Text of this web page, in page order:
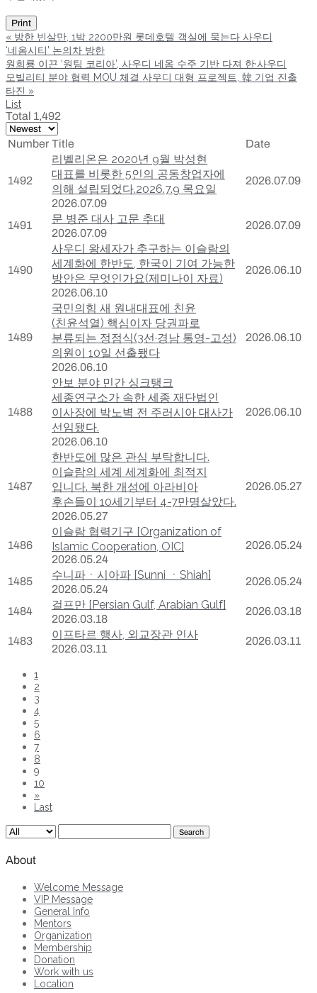
Print
« 방한 빈살만, 1박 2200만원 롯데호텔 객실에 묵는다 사우디
‘네옴시티’ 논의차 방한
원희룡 이끈 ‘원팀 코리아’, 사우디 네옴 수주 기반 다져 한·사우디
모빌리티 분야 협력 MOU 체결 사우디 대형 프로젝트, 韓 기업 진출
타진 »
List
Total 1,492
Number Title Date
1492
리벨리온은 2020년 9월 박성현
대표를 비롯한 5인의 공동창업자에
의해 설립되었다.2026.7.9 목요일
2026.07.09
2026.07.09
1491 문 병준 대사 고문 추대
2026.07.09
2026.07.09
1490
사우디 왕세자가 추구하는 이슬람의
세계화에 한반도, 한국이 기여 가능한
방안은 무엇인가요(제미나이 자료)
2026.06.10
2026.06.10
1489
국민의힘 새 원내대표에 친윤
(친윤석열) 핵심이자 당권파로
분류되는 정점식(3선·경남 통영-고성)
의원이 10일 선출됐다
2026.06.10
2026.06.10
1488
안보 분야 민간 싱크탱크
세종연구소가 속한 세종 재단법인
이사장에 박노벽 전 주러시아 대사가
선임됐다.
2026.06.10
2026.06.10
1487
한반도에 많은 관심 부탁합니다.
이슬람의 세계 세계화에 최적지
입니다. 북한 개성에 아라비아
후손들이 10세기부터 4-7만명살았다.
2026.05.27
2026.05.27
1486
이슬람 협력기구 [Organization of
Islamic Cooperation, OIC]
2026.05.24
2026.05.24
1485 수니파ㆍ시아파 [Sunni ㆍShiah]
2026.05.24
2026.05.24
1484 걸프만 [Persian Gulf, Arabian Gulf]
2026.03.18
2026.03.18
1483 이프타르 행사, 외교장관 인사
2026.03.11
2026.03.11
1
2
3
4
5
6
7
8
9
10
»
Last
Search
About
Welcome Message
VIP Message
General Info
Mentors
Organization
Membership
Donation
Work with us
Location